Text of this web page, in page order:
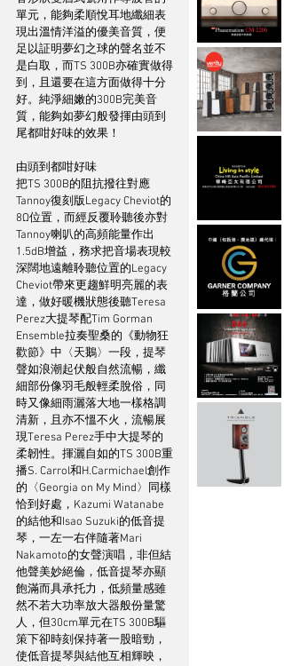
單元，能夠柔順悅耳地纖細表
現出溫情洋溢的優美音質，便
足以証明夢幻之球的聲名並不
是白取，而TS 300B亦確實做得
到，且還要在這方面做得十分
好。純淨細嫩的300B完美音
質，能夠如夢幻般發揮由頭到
尾都咁好味的效果！
由頭到都咁好味
把TS 300B的阻抗撥往對應
Tannoy復刻版Legacy Cheviot的
8Ω位置，而經反覆聆聽後亦對
Tannoy喇叭的高頻能量作出
1.5dB增益，務求把音場表現較
深闊地遠離聆聽位置的Legacy
Cheviot帶來更趨鮮明亮麗的表
達，做好暖機狀態後聽Teresa
Perez大提琴配Tim Gorman
Ensemble拉奏聖桑的《動物狂
歡節》中〈天鵝〉一段，提琴
聲如浪潮起伏般自然流暢，纖
細部份像羽毛般輕柔脫俗，同
時又像細雨灑落大地一樣格調
清新，且亦不慍不火，流暢展
現Teresa Perez手中大提琴的
柔韌性。揮灑自如的TS 300B重
播S. Carrol和H.Carmichael創作
的〈Georgia on My Mind〉同樣
恰到好處，Kazumi Watanabe
的結他和Isao Suzuki的低音提
琴，一左一右伴隨著Mari
Nakamoto的女聲演唱，非但結
他聲美妙絕倫，低音提琴亦顯
飽滿而具承托力，低頻量感雖
然不若大功率放大器般份量驚
人，但30cm單元在TS 300B驅
策下卻時刻保持著一股暗勁，
使低音提琴與結他互相輝映，